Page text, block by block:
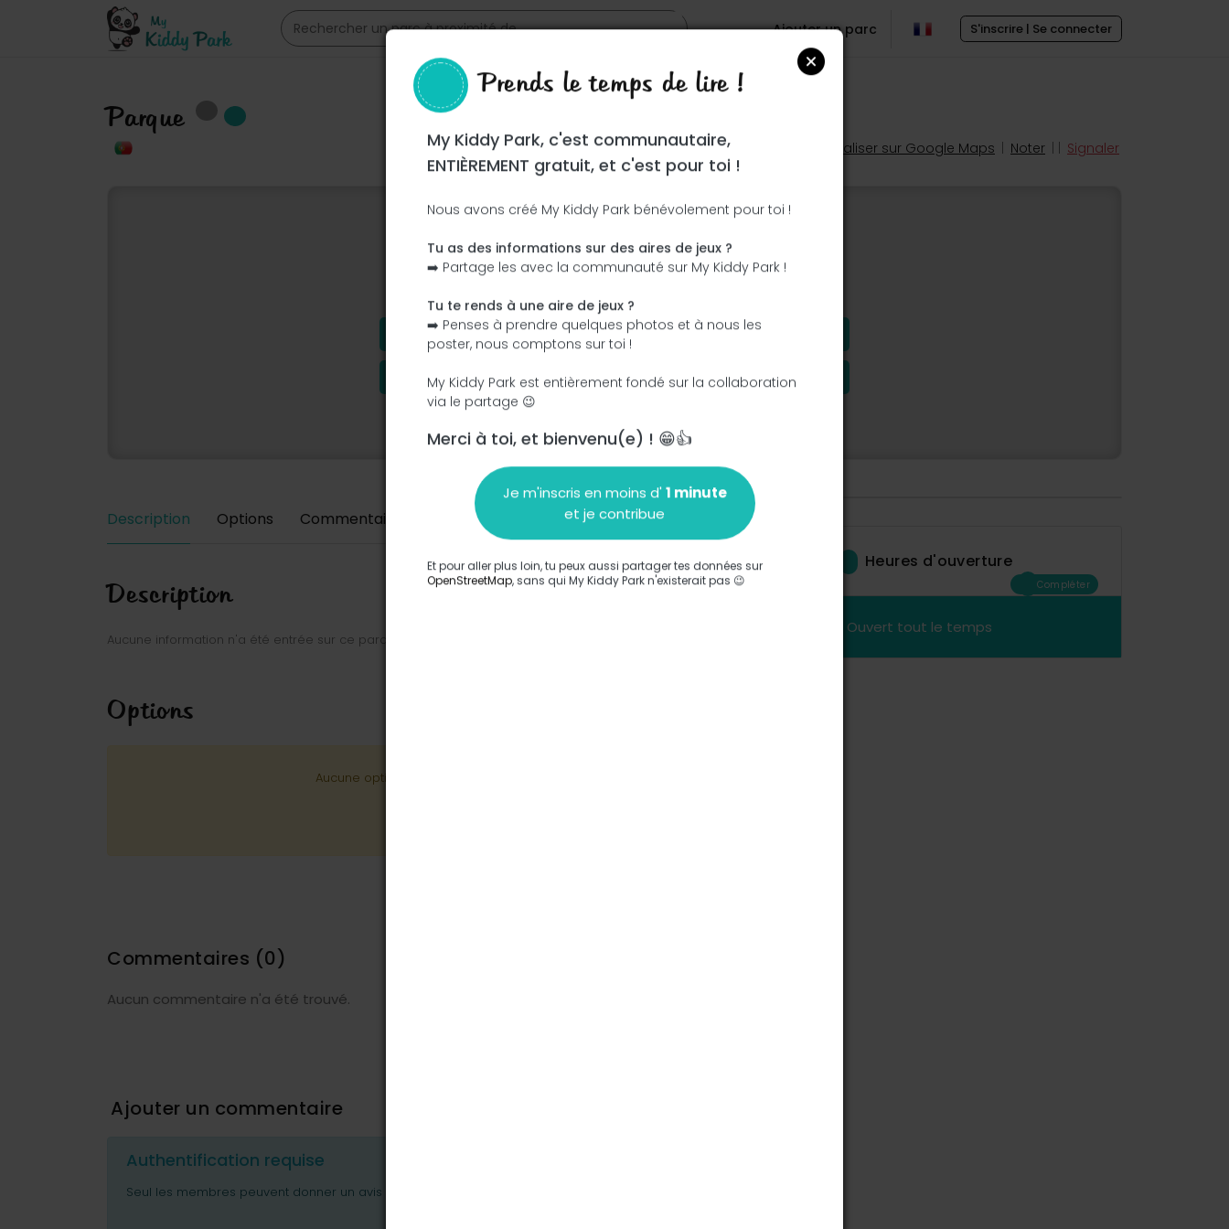
S'inscrire | Se connecter
Ajouter un parc
Parque
Localiser sur Google Maps Noter Signaler
Ce parc n'a pas encore été visité ! À toi de jouer !
J'ajoute le nom J'ajoute des photos
J'ajoute une description J'ajoute les équipements
Description Options Commentaires Ajouter un commentaire
Description
Aucune information n'a été entrée sur ce parc.
Options
Aucune option n'a été entrée sur ce parc.
Commentaires (0)
Aucun commentaire n'a été trouvé.
Ajouter un commentaire
Authentification requise
Seul les membres peuvent donner un avis ou poser des questions.
Heures d'ouverture
Compléter
Ouvert tout le temps
Prends le temps de lire !
My Kiddy Park, c'est communautaire,
ENTIÈREMENT gratuit, et c'est pour toi !
Nous avons créé My Kiddy Park bénévolement pour toi !
Tu as des informations sur des aires de jeux ?
➡️ Partage les avec la communauté sur My Kiddy Park !
Tu te rends à une aire de jeux ?
➡️ Penses à prendre quelques photos et à nous les
poster, nous comptons sur toi !
My Kiddy Park est entièrement fondé sur la collaboration
via le partage 😉
Merci à toi, et bienvenu(e) ! 😁👍
Je m'inscris en moins d'1 minute
et je contribue
Et pour aller plus loin, tu peux aussi partager tes données sur
OpenStreetMap, sans qui My Kiddy Park n'existerait pas 😉